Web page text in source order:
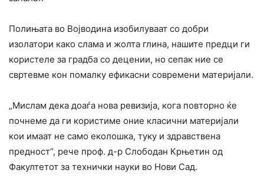
Полињата во Војводина изобилуваат со добри
изолатори како слама и жолта глина, нашите предци ги
користеле за градба со децении, но сепак ние се
свртевме кон помалку ефикасни современи материјали.
„Мислам дека доаѓа нова ревизија, кога повторно ќе
почнеме да ги користиме оние класични материјали
кои имаат не само еколошка, туку и здравствена
предност“, рече проф. д-р Слободан Крњетин од
Факултетот за технички науки во Нови Сад.